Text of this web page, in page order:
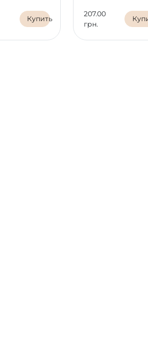
Купить
207.00
грн.